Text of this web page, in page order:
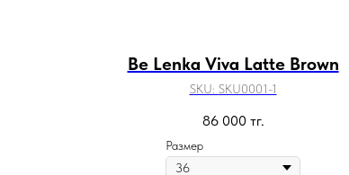
Be Lenka Viva Latte Brown
SKU: SKU0001-1
86 000 тг.
Размер